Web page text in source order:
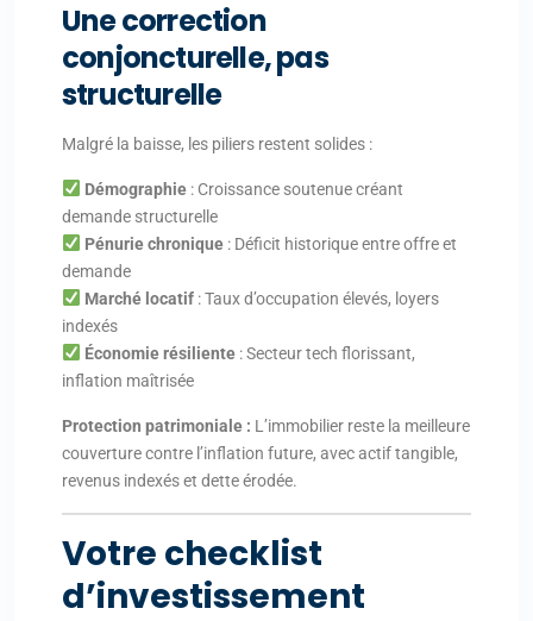
Une correction
conjoncturelle, pas
structurelle
Malgré la baisse, les piliers restent solides :
Démographie: Croissance soutenue créant
demande structurelle
Pénurie chronique: Déficit historique entre offre et
demande
Marché locatif: Taux d’occupation élevés, loyers
indexés
Économie résiliente: Secteur tech florissant,
inflation maîtrisée
Protection patrimoniale : L’immobilier reste la meilleure
couverture contre l’inflation future, avec actif tangible,
revenus indexés et dette érodée.
Votre checklist
d’investissement